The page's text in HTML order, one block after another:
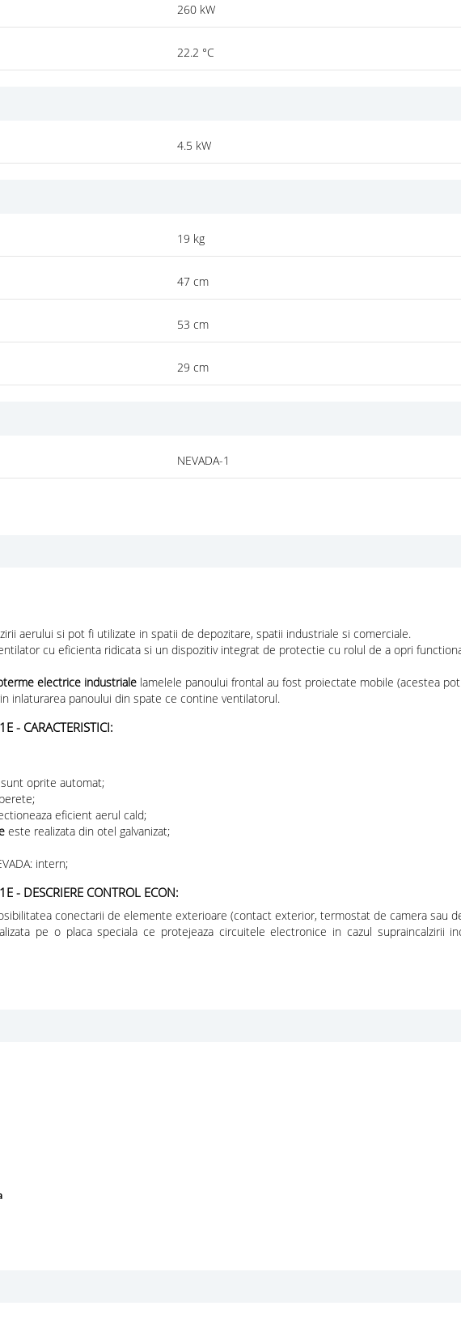
260 kW
22.2 °C
4.5 kW
19 kg
47 cm
53 cm
29 cm
NEVADA-1
aerului si pot fi utilizate in spatii de depozitare, spatii industriale si comerciale.
cu eficienta ridicata si un dispozitiv integrat de protectie cu rolul de a opri
electrice industriale lamelele panoului frontal au fost proiectate mobile (acestea
inlaturarea panoului din spate ce contine ventilatorul.
- CARACTERISTICI:
oprite automat;
eficient aerul cald;
este realizata din otel galvanizat;
intern;
- DESCRIERE CONTROL ECON:
conectarii de elemente exterioare (contact exterior, termostat de camera sau
pe o placa speciala ce protejeaza circuitele electronice in cazul supraincalzirii